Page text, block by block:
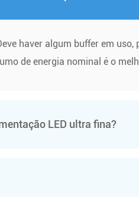
haver algum buffer em uso,
de energia nominal é o
LED ultra fina?